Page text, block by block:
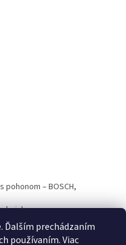
Ďalším prechádzaním
používaním. Viac
– BOSCH,